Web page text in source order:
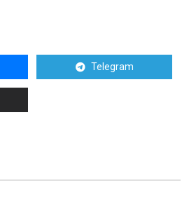
Telegram